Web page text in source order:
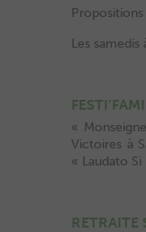
Les
«
Victoires à
« Laudato
RETRAITE